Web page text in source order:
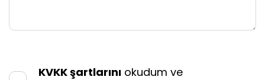
KVKK şartlarını okudum ve